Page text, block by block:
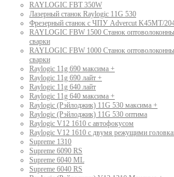
RAYLOGIC FBT 350W
Лазерный станок Raylogic 11G 530
Фрезерный станок с ЧПУ Advercut K45MT/
RAYLOGIC FBW 1500 Станок
сварки
RAYLOGIC FBW 1000 Станок
сварки
Raylogic 11g 690 максима +
Raylogic 11g 690 лайт +
Raylogic 11g 640 лайт
Raylogic 11g 640 максима +
Raylogic (Рэйлоджик) 11G 530 максима +
Raylogic (Рэйлоджик) 11G 530 оптима
Raylogic V12 1610 с автофокусом
Raylogic V12 1610 с двумя режущими
Supreme 1310
Supreme 6090 RS
Supreme 6040 ML
Supreme 6040 RS